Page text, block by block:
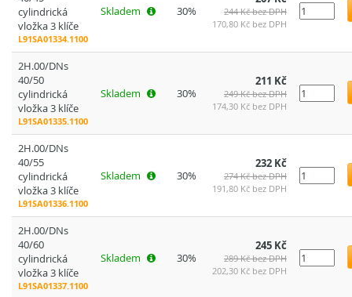
cylindrická
vložka 3 klíče
L91SA01334.1100
Skladem 30%
244 Kč bez DPH
170,80 Kč bez DPH
2H.00/DNs
40/50
cylindrická
vložka 3 klíče
L91SA01335.1100
Skladem 30%
211 Kč
249 Kč bez DPH
174,30 Kč bez DPH
2H.00/DNs
40/55
cylindrická
vložka 3 klíče
L91SA01336.1100
Skladem 30%
232 Kč
274 Kč bez DPH
191,80 Kč bez DPH
2H.00/DNs
40/60
cylindrická
vložka 3 klíče
L91SA01337.1100
Skladem 30%
245 Kč
289 Kč bez DPH
202,30 Kč bez DPH